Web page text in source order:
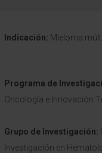
Indicación: Mieloma
Programa de
Oncología e Innovación
Grupo de Investigación:
Investigación en